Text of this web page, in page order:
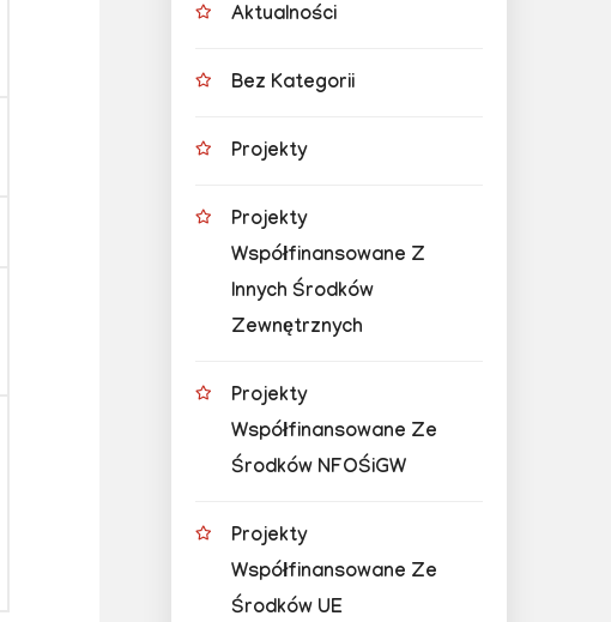
Aktualności
Bez Kategorii
Projekty
Projekty
Współfinansowane Z
Innych Środków
Zewnętrznych
Projekty
Współfinansowane Ze
Środków NFOŚiGW
Projekty
Współfinansowane Ze
Środków UE